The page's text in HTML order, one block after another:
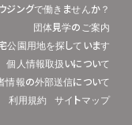
ジングで働きませんか？
団体見学のご案内
公園用地を探しています
個人情報取扱いについて
情報の外部送信について
利用規約
サイトマップ